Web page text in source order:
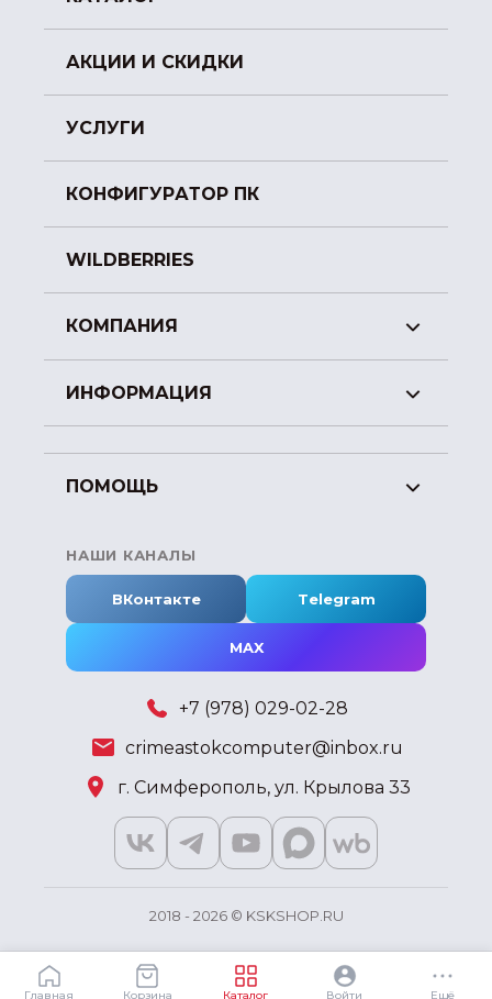
Главная Корзина Каталог Войти Ещё
АКЦИИ И СКИДКИ
УСЛУГИ
КОНФИГУРАТОР ПК
WILDBERRIES
КОМПАНИЯ
ИНФОРМАЦИЯ
ПОМОЩЬ
НАШИ КАНАЛЫ
ВКонтакте Telegram
MAX
+7 (978) 029-02-28
crimeastokcomputer@inbox.ru
г. Симферополь, ул. Крылова 33
2018 - 2026 © KSKSHOP.RU